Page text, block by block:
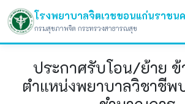
โรงพยาบาลจิตเวชขอนแก่นราชน
กรมสุขภาพจิต กระทรวงสาธารณสุข
ประกาศรับโอน/ย้าย ข้
ตำแหน่งพยาบาลวิชาชี